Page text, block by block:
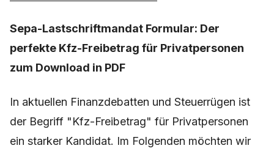
Sepa-Lastschriftmandat Formular: Der
perfekte Kfz-Freibetrag für Privatpersonen
zum Download in PDF
In aktuellen Finanzdebatten und Steuerrügen ist
der Begriff "Kfz-Freibetrag" für Privatpersonen
ein starker Kandidat. Im Folgenden möchten wir